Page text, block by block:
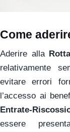
Come
Aderire alla
relativamente
evitare errori
l’accesso ai
Entrate-
essere